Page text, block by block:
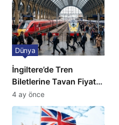
İngiltere’de Tren
Biletlerine Tavan Fiyat:
Ulaşımda Yeni
Düzenleme
Dünya
4 ay önce